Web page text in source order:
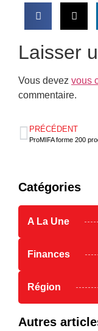
Laisser
Vous devez vous
commentaire.
PRÉCÉDENT
Catégories
A La Une
Finances
Région
Autres